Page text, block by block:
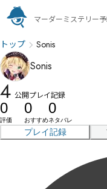
マーダーミステリー
トップ Sonis
Sonis
4 公開プレイ記録
0
評価
0
おすすめ
0
ネタバレ
プレイ記録